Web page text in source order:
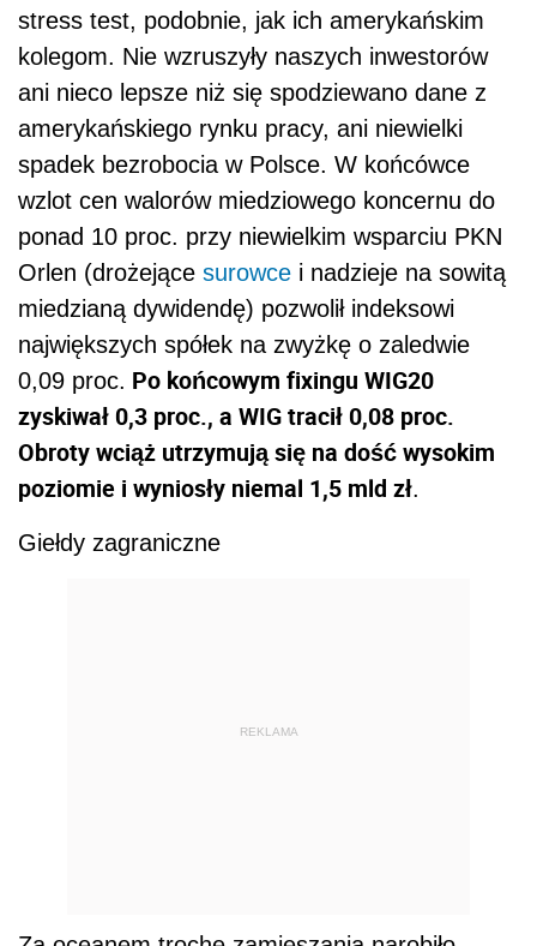
stress test, podobnie, jak ich amerykańskim
kolegom. Nie wzruszyły naszych inwestorów
ani nieco lepsze niż się spodziewano dane z
amerykańskiego rynku pracy, ani niewielki
spadek bezrobocia w Polsce. W końcówce
wzlot cen walorów miedziowego koncernu do
ponad 10 proc. przy niewielkim wsparciu PKN
Orlen (drożejące surowce i nadzieje na sowitą
miedzianą dywidendę) pozwolił indeksowi
największych spółek na zwyżkę o zaledwie
0,09 proc. Po końcowym fixingu WIG20
zyskiwał 0,3 proc., a WIG tracił 0,08 proc.
Obroty wciąż utrzymują się na dość wysokim
poziomie i wyniosły niemal 1,5 mld zł.
Giełdy zagraniczne
REKLAMA